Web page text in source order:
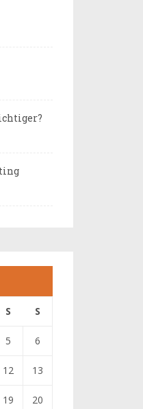
S S
5 6
12 13
19 20